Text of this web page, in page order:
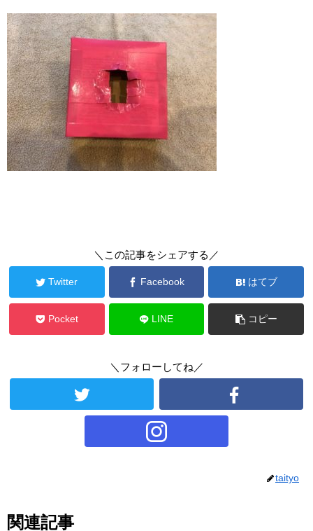
＼この記事をシェアする／
Twitter Facebook はてブ
Pocket LINE コピー
＼フォローしてね／
taityo
関連記事